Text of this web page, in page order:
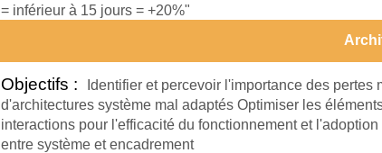
= inférieur à 15 jours = +20%"
Objectifs :
Identifier et percevoir l'importance des
d'architectures système mal adaptés Optimiser les
interactions pour l'efficacité du fonctionnement et
entre système et encadrement